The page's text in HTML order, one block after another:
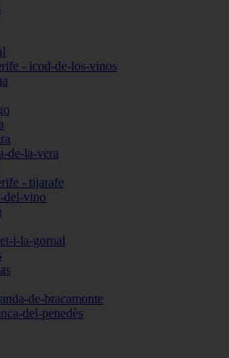
- icod-de-los-vinos
de-la-vera
- tijarafe
del-vino
i-la-gornal
de-bracamonte
del-penedès